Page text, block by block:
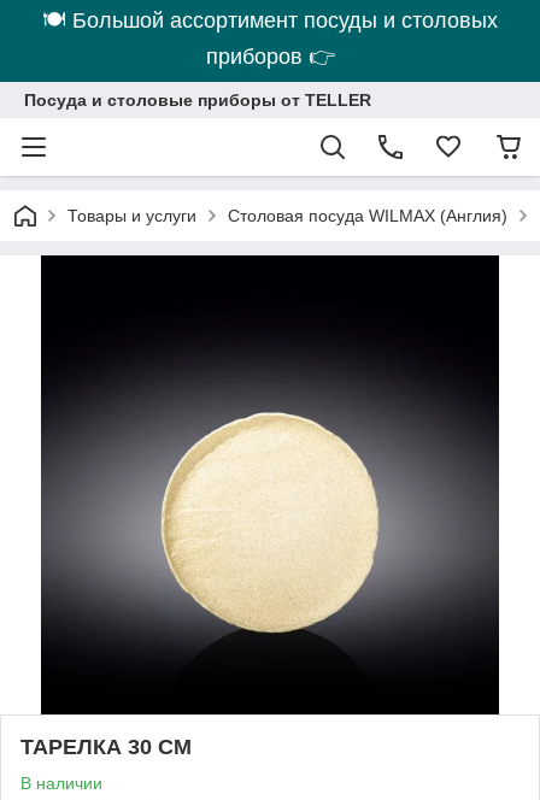
🍽 Большой ассортимент посуды и столовых
приборов 👉
Посуда и столовые приборы от TELLER
Товары и услуги Столовая посуда WILMAX (Англия)
ТАРЕЛКА 30 СМ
В наличии